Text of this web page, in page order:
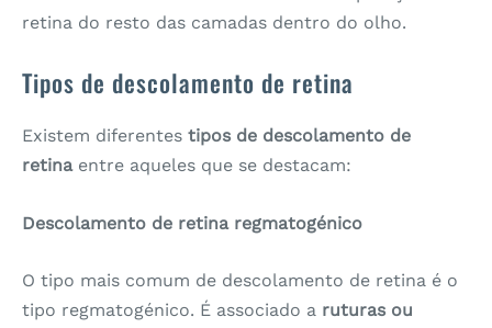
retina do resto das camadas dentro do olho.
Tipos de descolamento de retina
Existem diferentes tipos de descolamento de
retina entre aqueles que se destacam:
Descolamento de retina regmatogénico
O tipo mais comum de descolamento de retina é o
tipo regmatogénico. É associado a ruturas ou